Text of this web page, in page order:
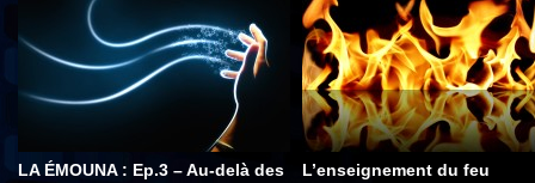
LA ÉMOUNA : Ep.3 – Au-delà des
L’enseignement du feu